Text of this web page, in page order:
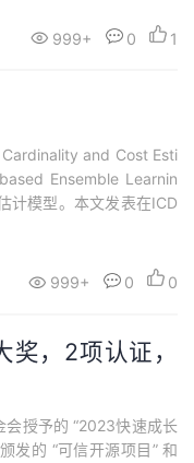
999+ 0 1
and Cost Esti
Ensemble Learnin
计模型。本文发表在ICD
999+ 0 0
，2项认证，
授予的 “2023快速成长
发的 “可信开源项目” 和